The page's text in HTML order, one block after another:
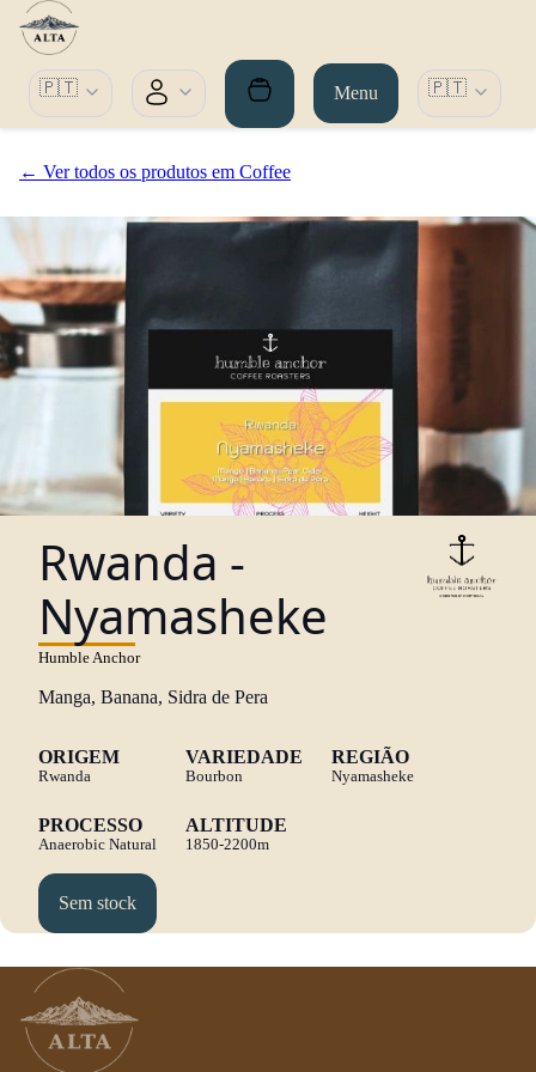
🇵🇹 Menu 🇵🇹
← Ver todos os produtos em Coffee
Rwanda -
Nyamasheke
Humble Anchor
Manga, Banana, Sidra de Pera
ORIGEM
Rwanda
VARIEDADE
Bourbon
REGIÃO
Nyamasheke
PROCESSO
Anaerobic Natural
ALTITUDE
1850-2200m
Sem stock